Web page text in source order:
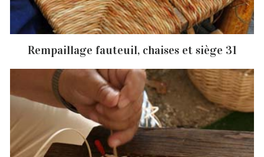
Rempaillage fauteuil, chaises et siège 31